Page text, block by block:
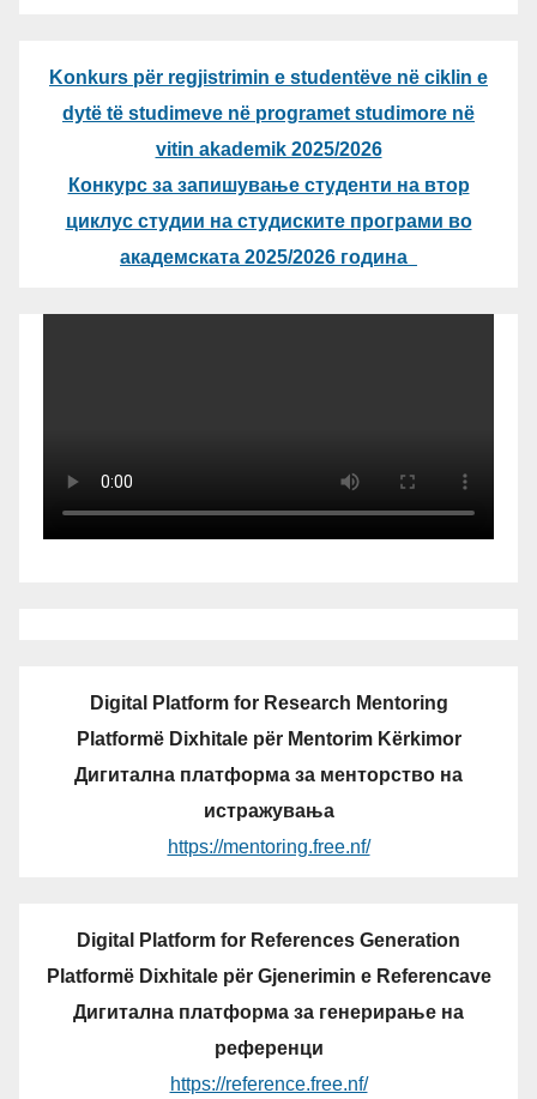
Konkurs për regjistrimin e studentëve në ciklin e
dytë të studimeve në programet studimore në
vitin akademik 2025/2026
Конкурс за запишување студенти на втор
циклус студии на студиските програми во
академската 2025/2026 година
Digital Platform for Research Mentoring
Platformë Dixhitale për Mentorim Kërkimor
Дигитална платформа за менторство на
истражувања
https://mentoring.free.nf/
Digital Platform for References Generation
Platformë Dixhitale për Gjenerimin e Referencave
Дигитална платформа за генерирање на
референци
https://reference.free.nf/